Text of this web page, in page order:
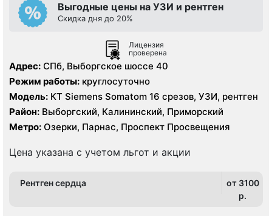
Выгодные цены на УЗИ и рентген
Скидка дня до 20%
Лицензия
проверена
Адрес: СПб, Выборгское шоссе 40
Режим работы: круглосуточно
Модель: КТ Siemens Somatom 16 срезов, УЗИ, рентген
Район: Выборгский, Калининский, Приморский
Метро: Озерки, Парнас, Проспект Просвещения
Цена указана с учетом льгот и акции
Рентген сердца
от 3100
p.